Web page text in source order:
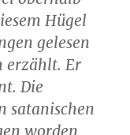
Hügel
gelesen
erzählt. Er
Die
satanischen
worden